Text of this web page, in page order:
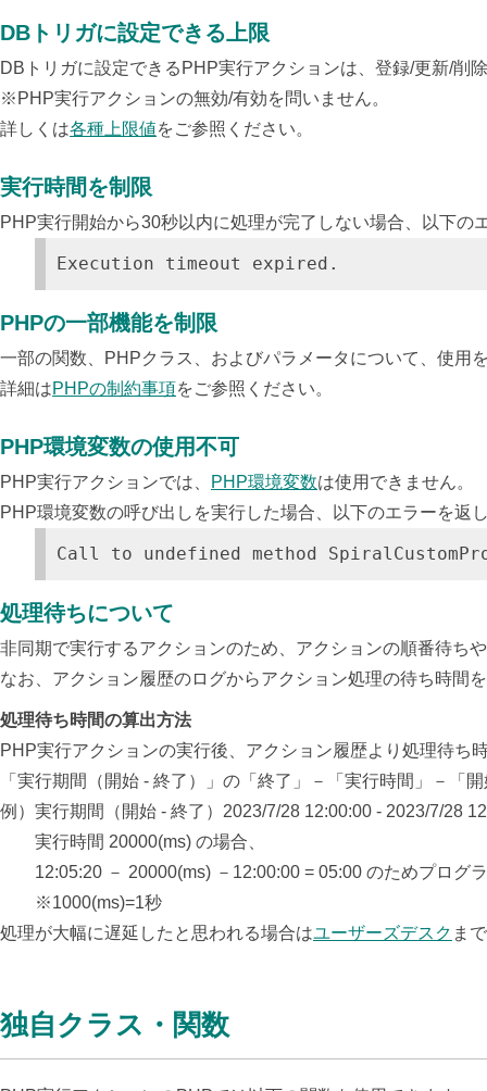
DBトリガに設定できる上限
DBトリガに設定できるPHP実行アクションは、 登録/更新/削
※PHP実行アクションの無効/有効を問いません。
詳しくは各種上限値をご参照ください。
実行時間を制限
PHP実行開始から30秒以内に処理が完了しない場合、以下の
Execution timeout expired.
PHPの一部機能を制限
一部の関数、PHPクラス、およびパラメータについて、使用
詳細はPHPの制約事項をご参照ください。
PHP環境変数の使用不可
PHP実行アクションでは、 PHP環境変数は使用できません。
PHP環境変数の呼び出しを実行した場合、以下のエラーを返
Call to undefined method
処理待ちについて
非同期で実行するアクションのため、アクションの順番待ち
なお、アクション履歴のログからアクション処理の待ち時間
処理待ち時間の算出方法
PHP実行アクションの実行後、アクション履歴より処理待ち
「実行期間（開始 - 終了）」の「終了」－「実行時間」－「
例）実行期間（開始 - 終了）2023/7/28 12:00:00 - 2023/7/28
実行時間 20000(ms) の場合、
12:05:20 － 20000(ms) －12:00:00 = 05:00 のためプログ
※1000(ms)=1秒
処理が大幅に遅延したと思われる場合はユーザーズデスク ま
独自クラス・関数